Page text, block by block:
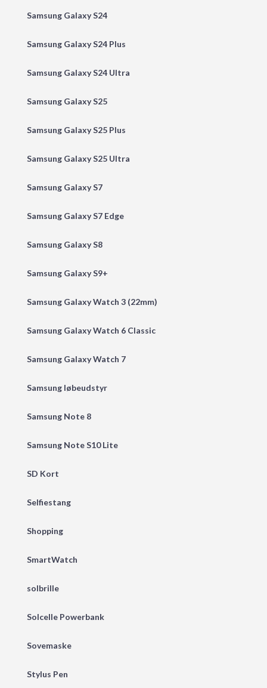
Samsung Galaxy S24
Samsung Galaxy S24 Plus
Samsung Galaxy S24 Ultra
Samsung Galaxy S25
Samsung Galaxy S25 Plus
Samsung Galaxy S25 Ultra
Samsung Galaxy S7
Samsung Galaxy S7 Edge
Samsung Galaxy S8
Samsung Galaxy S9+
Samsung Galaxy Watch 3 (22mm)
Samsung Galaxy Watch 6 Classic
Samsung Galaxy Watch 7
Samsung løbeudstyr
Samsung Note 8
Samsung Note S10 Lite
SD Kort
Selfiestang
Shopping
SmartWatch
solbrille
Solcelle Powerbank
Sovemaske
Stylus Pen